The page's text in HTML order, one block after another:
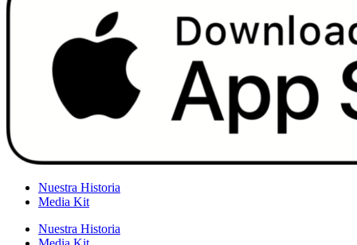
Nuestra Historia
Media Kit
Nuestra Historia